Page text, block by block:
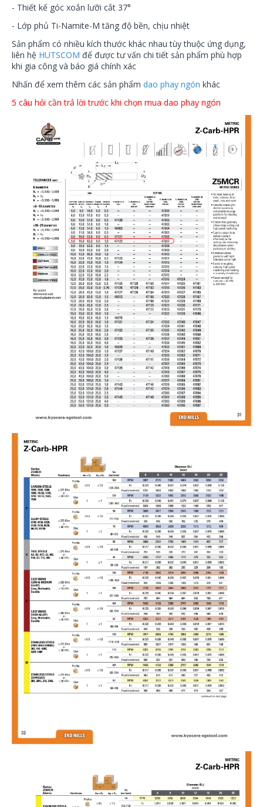
- Thiết kế góc xoắn lưỡi cắt 37°
- Lớp phủ Ti-Namite-M tăng độ bền, chịu nhiệt
Sản phẩm có nhiều kích thước khác nhau tùy thuộc ứng dụng,
liên hệ HUTSCOM để được tư vấn chi tiết sản phẩm phù hợp
khi gia công và báo giá chính xác
Nhấn để xem thêm các sản phẩm dao phay ngón khác
5 câu hỏi cần trả lời trước khi chọn mua dao phay ngón